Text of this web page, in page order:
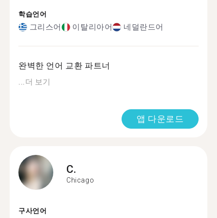
학습언어
그리스어 이탈리아어 네덜란드어
완벽한 언어 교환 파트너
...더 보기
앱 다운로드
C.
Chicago
구사언어